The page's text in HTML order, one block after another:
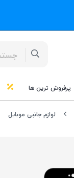
پرفروش ترین ها
لوازم جانبی موبایل